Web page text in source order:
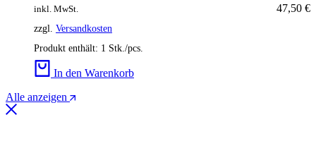
47,50 €
inkl. MwSt.
zzgl. Versandkosten
Produkt enthält: 1 Stk./pcs.
In den Warenkorb
Alle anzeigen